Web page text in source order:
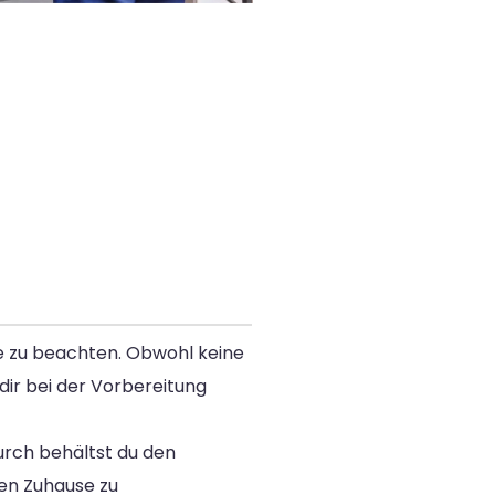
beachten. Obwohl keine
bei der Vorbereitung
behältst du den
Zuhause zu